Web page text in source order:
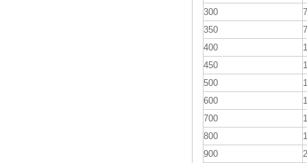
300
350
400
450
500
600
700
800
900